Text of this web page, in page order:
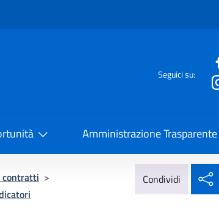
Seguici su:
Amministrazione Trasparente
contratti >
Condividi